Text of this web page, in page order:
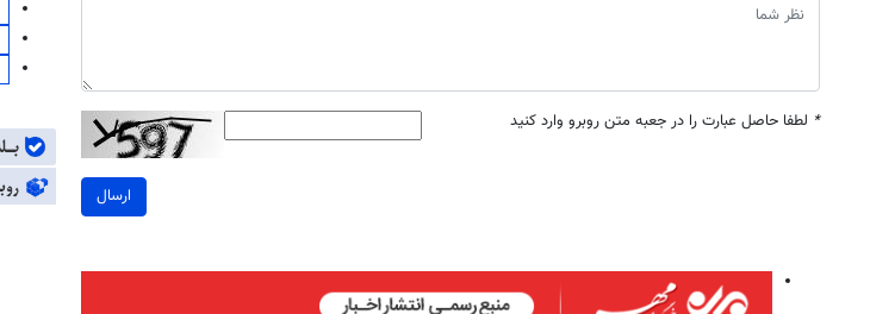
* لطفا حاصل عبارت را در جعبه متن روبرو وارد کنید
ارسال